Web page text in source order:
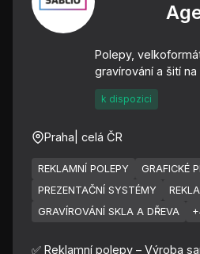
Polepy,
gravírování a šití na
k dispozici
Praha | celá ČR
REKLAMNÍ POLEPY
GRAFICKÉ
PREZENTAČNÍ SYSTÉMY
GRAVÍROVÁNÍ SKLA A DŘEVA
✅ Reklamní polepy – Výroba